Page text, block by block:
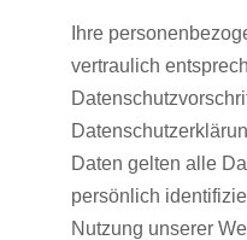
Ihre
vertraulich
Daten gelten alle
persönlich
Nutzung unserer